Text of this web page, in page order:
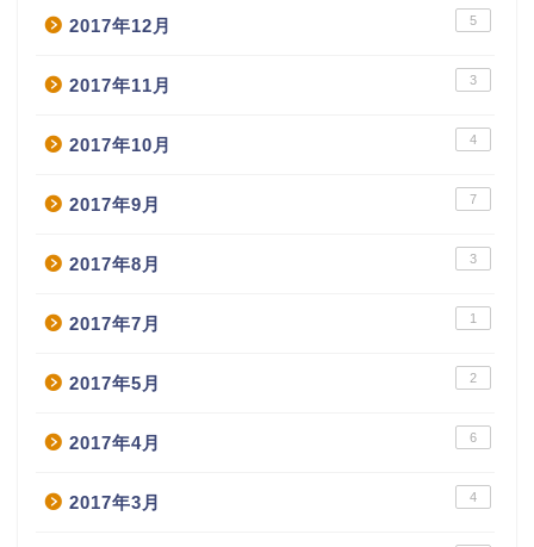
2017年12月 5
2017年11月 3
2017年10月 4
2017年9月 7
2017年8月 3
2017年7月 1
2017年5月 2
2017年4月 6
2017年3月 4